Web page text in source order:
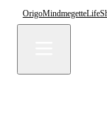
OrigoMindmegetteLife